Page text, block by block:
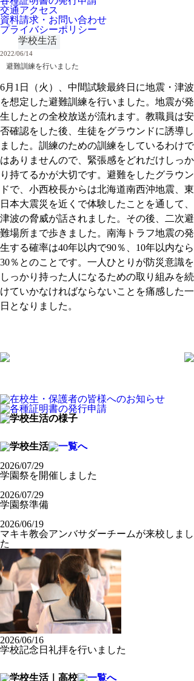
交通アクセス
資料請求・お問い合わせ
プライバシーポリシー
学校生活
2022/06/14
避難訓練を行いました
6月1日（火）、中間試験最終日に地震・津波
を想定した避難訓練を行いました。地震が発
生したとの全校放送が流れます。教職員は安
否確認をした後、生徒をグラウンドに誘導し
ました。訓練のための訓練をしているわけで
はありませんので、緊張感をどれだけしっか
り持てるかが大切です。避難をしたグラウン
ドで、小西校長からは北海道南西沖地震、東
日本大震災を近くで体験したことを通して、
津波の脅威が話されました。その後、二次避
難場所まで歩きました。南海トラフ地震の発
生する確率は40年以内で90％、10年以内なら
30％とのことです。一人ひとりが防災意識を
しっかり持った人になるための取り組みを続
けていかなければならないことを痛感した一
日となりました。
2026/07/29
学園祭を開催しました
2026/07/29
学園祭準備
2026/06/19
マキキ教会アンバサダーチームが来校しまし
た
2026/06/16
学校記念日礼拝を行いました